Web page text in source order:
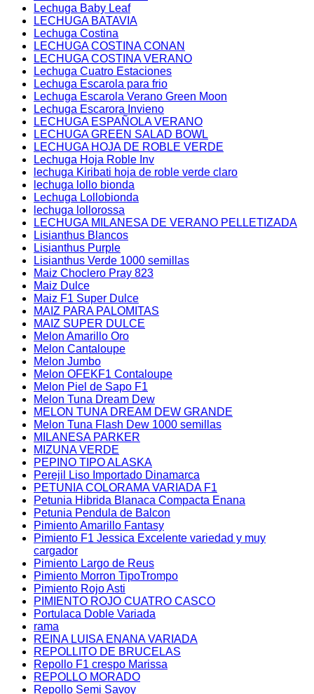
Lechuga Baby Leaf
LECHUGA BATAVIA
Lechuga Costina
LECHUGA COSTINA CONAN
LECHUGA COSTINA VERANO
Lechuga Cuatro Estaciones
Lechuga Escarola para frio
Lechuga Escarola Verano Green Moon
Lechuga Escarora Invieno
LECHUGA ESPAÑOLA VERANO
LECHUGA GREEN SALAD BOWL
LECHUGA HOJA DE ROBLE VERDE
Lechuga Hoja Roble Inv
lechuga Kiribati hoja de roble verde claro
lechuga lollo bionda
Lechuga Lollobionda
lechuga lollorossa
LECHUGA MILANESA DE VERANO PELLETIZADA
Lisianthus Blancos
Lisianthus Purple
Lisianthus Verde 1000 semillas
Maiz Choclero Pray 823
Maiz Dulce
Maiz F1 Super Dulce
MAIZ PARA PALOMITAS
MAIZ SUPER DULCE
Melon Amarillo Oro
Melon Cantaloupe
Melon Jumbo
Melon OFEKF1 Contaloupe
Melon Piel de Sapo F1
Melon Tuna Dream Dew
MELON TUNA DREAM DEW GRANDE
Melon Tuna Flash Dew 1000 semillas
MILANESA PARKER
MIZUNA VERDE
PEPINO TIPO ALASKA
Perejil Liso Importado Dinamarca
PETUNIA COLORAMA VARIADA F1
Petunia Hibrida Blanaca Compacta Enana
Petunia Pendula de Balcon
Pimiento Amarillo Fantasy
Pimiento F1 Jessica Excelente variedad y muy
cargador
Pimiento Largo de Reus
Pimiento Morron TipoTrompo
Pimiento Rojo Asti
PIMIENTO ROJO CUATRO CASCO
Portulaca Doble Variada
rama
REINA LUISA ENANA VARIADA
REPOLLITO DE BRUCELAS
Repollo F1 crespo Marissa
REPOLLO MORADO
Repollo Semi Savoy